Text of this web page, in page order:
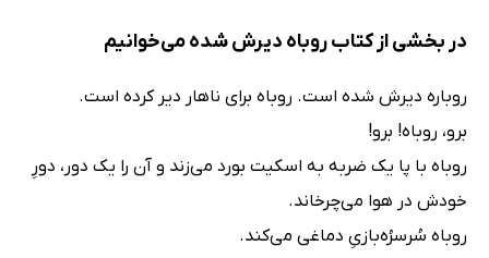
در بخشی از کتاب روباه دیرش شده می‌خوانیم
روباره دیرش شده است. روباه برای ناهار دیر کرده است.
برو، روباه! برو!
روباه با پا یک ضربه به اسکیت بورد می‌زند و آن را یک دور، دورِ
خودش در هوا می‌چرخاند.
روباه سُرسرُه‌بازیِ دماغی می‌کند.